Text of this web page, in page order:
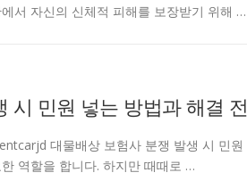
서 자신의 신체적 피해를 보장받기 위해 …
시 민원 넣는 방법과 해결
대물배상 보험사 분쟁 발생 시 민
역할을 합니다. 하지만 때때로 …